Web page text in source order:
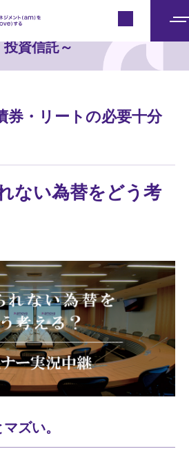
ュ
継
資信託～
券・リートの必要十分
ない為替をどう考
ズい。